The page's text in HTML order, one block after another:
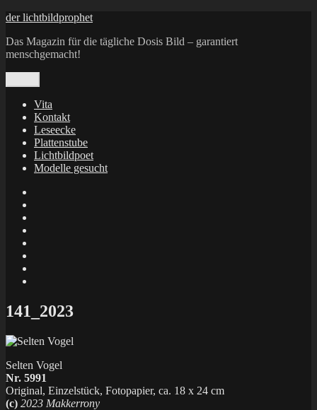
Zum
springen
der lichtbildprophet
Das Magazin für die tägliche Dosis Bild – garantiert
menschgemacht!
Vita
Kontakt
Leseecke
Plattenstube
Lichtbildpoet
Modelle gesucht
X
141_2023
Selten Vogel
Nr. 5991
Original, Einzelstück, Fotopapier, ca. 18 x 24 cm
(c) 2023 Makkerrony